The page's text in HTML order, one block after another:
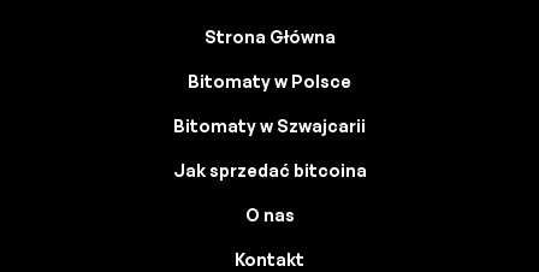
Strona Główna
Bitomaty w Polsce
Bitomaty w Szwajcarii
Jak sprzedać bitcoina
O nas
Kontakt